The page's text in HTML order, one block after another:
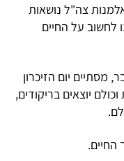
צה"ל נושאות
לחשוב על החיים
יום הזיכרון
יוצאים בריקודים,
החיים.